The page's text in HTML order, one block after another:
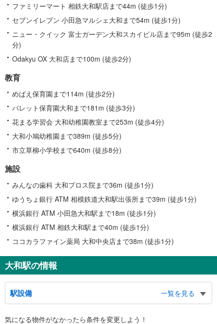
ファミリーマート 相鉄大和駅店まで44m (徒歩1分)
セブンイレブン 小田急マルシェ大和まで54m (徒歩1分)
ニュー・クイック 富士ガーデン大和スカイビル店まで95m (徒歩2
分)
Odakyu OX 大和店まで100m (徒歩2分)
教育
めばえ保育園まで114m (徒歩2分)
パレット保育園大和まで181m (徒歩3分)
花まる学習会 大和幼稚園教室まで253m (徒歩4分)
大和小鳩幼稚園まで389m (徒歩5分)
市立草柳小学校まで640m (徒歩8分)
施設
みんなの歯科 大和プロス院まで36m (徒歩1分)
ゆうちょ銀行 ATM 相模鉄道大和駅出張所まで39m (徒歩1分)
横浜銀行 ATM 小田急大和駅まで18m (徒歩1分)
横浜銀行 ATM 相鉄大和駅まで40m (徒歩1分)
ココカラファイン薬局 大和中央店まで38m (徒歩1分)
大和駅の情報
駅設備
一覧を見る
※段差なしでの移動経路
気になる物件がなかったら条件を変更しよう！